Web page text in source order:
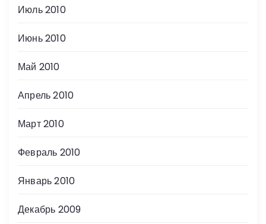
Июль 2010
Июнь 2010
Май 2010
Апрель 2010
Март 2010
Февраль 2010
Январь 2010
Декабрь 2009